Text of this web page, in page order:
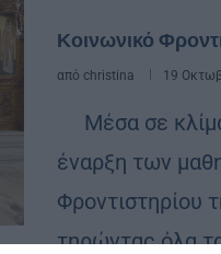
Κοινωνικό
από christina 19
Μέσα σε κλίμα
έναρξη των
Φροντιστηρίου
τηρώντας όλα